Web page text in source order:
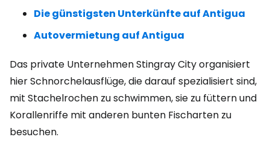
Die günstigsten Unterkünfte auf Antigua
Autovermietung auf Antigua
Das private Unternehmen Stingray City organisiert
hier Schnorchelausflüge, die darauf spezialisiert sind,
mit Stachelrochen zu schwimmen, sie zu füttern und
Korallenriffe mit anderen bunten Fischarten zu
besuchen.